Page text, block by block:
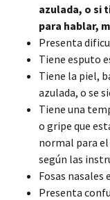
azulada, o si
para hablar,
Presenta
Tiene esputo
Tiene la piel,
azulada, o se
Tiene una
o gripe que
normal para
según las
Fosas nasales
Presenta